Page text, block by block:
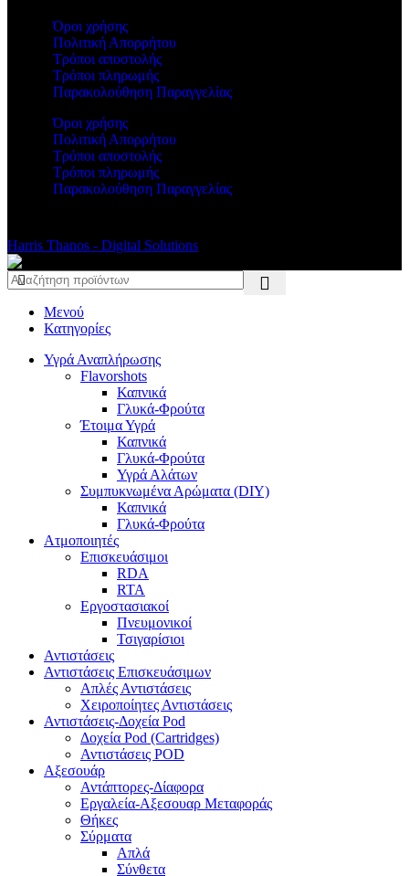
Όροι χρήσης
Πολιτική Απορρήτου
Τρόποι αποστολής
Τρόποι πληρωμής
Παρακολούθηση Παραγγελίας
Όροι χρήσης
Πολιτική Απορρήτου
Τρόποι αποστολής
Τρόποι πληρωμής
Παρακολούθηση Παραγγελίας
Harris Thanos - Digital Solutions
Μενού
Κατηγορίες
Υγρά Αναπλήρωσης
Flavorshots
Καπνικά
Γλυκά-Φρούτα
Έτοιμα Υγρά
Καπνικά
Γλυκά-Φρούτα
Υγρά Αλάτων
Συμπυκνωμένα Αρώματα (DIY)
Καπνικά
Γλυκά-Φρούτα
Ατμοποιητές
Επισκευάσιμοι
RDA
RTA
Εργοστασιακοί
Πνευμονικοί
Τσιγαρίσιοι
Αντιστάσεις
Αντιστάσεις Επισκευάσιμων
Απλές Αντιστάσεις
Χειροποίητες Αντιστάσεις
Αντιστάσεις-Δοχεία Pod
Δοχεία Pod (Cartridges)
Αντιστάσεις POD
Αξεσουάρ
Αντάπτορες-Δίαφορα
Εργαλεία-Αξεσουαρ Μεταφοράς
Θήκες
Σύρματα
Απλά
Σύνθετα